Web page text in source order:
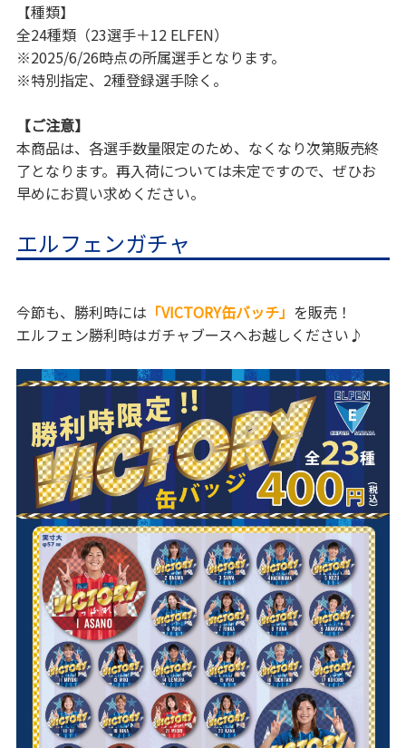
【種類】
全24種類（23選手＋12 ELFEN）
※2025/6/26時点の所属選手となります。
※特別指定、2種登録選手除く。
【ご注意】
本商品は、各選手数量限定のため、なくなり次第販売終
了となります。再入荷については未定ですので、ぜひお
早めにお買い求めください。
エルフェンガチャ
今節も、勝利時には 「VICTORY缶バッチ」 を販売！
エルフェン勝利時はガチャブースへお越しください♪